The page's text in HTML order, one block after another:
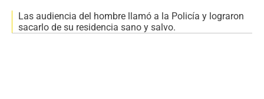
Las audiencia del hombre llamó a la Policía y lograron
sacarlo de su residencia sano y salvo.